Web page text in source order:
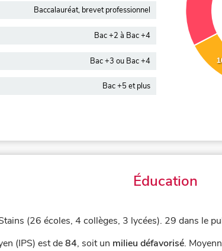
Baccalauréat, brevet professionnel
Bac +2 à Bac +4
Bac +3 ou Bac +4
Bac +5 et plus
Éducation
(26 écoles, 4 collèges, 3 lycées). 29 dans le
(IPS) est de84, soit un milieu défavorisé.